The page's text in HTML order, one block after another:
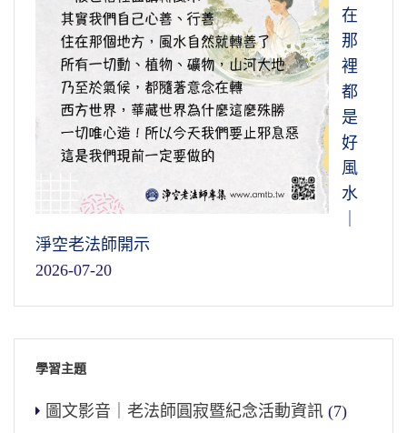
在
那
裡
都
是
好
風
水
淨空老法師開示
2026-07-20
學習主題
圖文影音｜老法師圓寂暨紀念活動資訊 (7)